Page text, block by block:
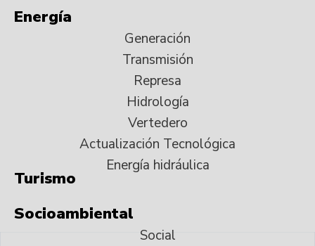
Energía
Generación
Transmisión
Represa
Hidrología
Vertedero
Actualización Tecnológica
Energía hidráulica
Turismo
Socioambiental
Social